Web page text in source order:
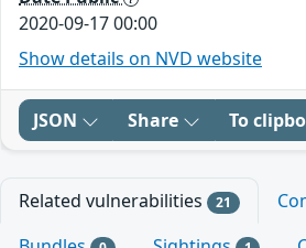
2020-09-17 00:00
Show details on NVD website
JSON Share To
Related vulnerabilities 21